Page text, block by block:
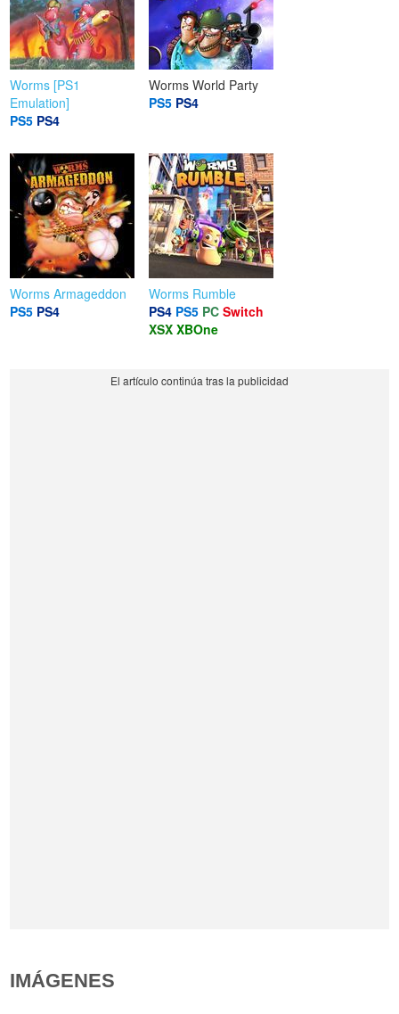
Worms [PS1
Emulation]
PS5 PS4
Worms World Party
PS5 PS4
Worms Armageddon
PS5 PS4
Worms Rumble
PS4 PS5 PC Switch
XSX XBOne
IMÁGENES